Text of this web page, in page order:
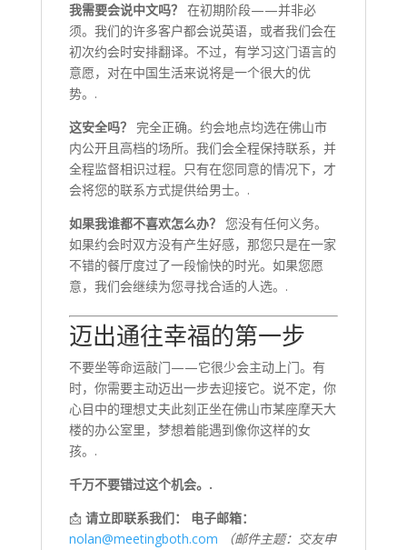
我需要会说中文吗？ 在初期阶段——并非必
须。我们的许多客户都会说英语，或者我们会在
初次约会时安排翻译。不过，有学习这门语言的
意愿，对在中国生活来说将是一个很大的优
势。.
这安全吗？ 完全正确。约会地点均选在佛山市
内公开且高档的场所。我们会全程保持联系，并
全程监督相识过程。只有在您同意的情况下，才
会将您的联系方式提供给男士。.
如果我谁都不喜欢怎么办？ 您没有任何义务。
如果约会时双方没有产生好感，那您只是在一家
不错的餐厅度过了一段愉快的时光。如果您愿
意，我们会继续为您寻找合适的人选。.
迈出通往幸福的第一步
不要坐等命运敲门——它很少会主动上门。有
时，你需要主动迈出一步去迎接它。说不定，你
心目中的理想丈夫此刻正坐在佛山市某座摩天大
楼的办公室里，梦想着能遇到像你这样的女
孩。.
千万不要错过这个机会。.
📩 请立即联系我们：
电子邮箱：
nolan@meetingboth.com
（邮件主题：交友申